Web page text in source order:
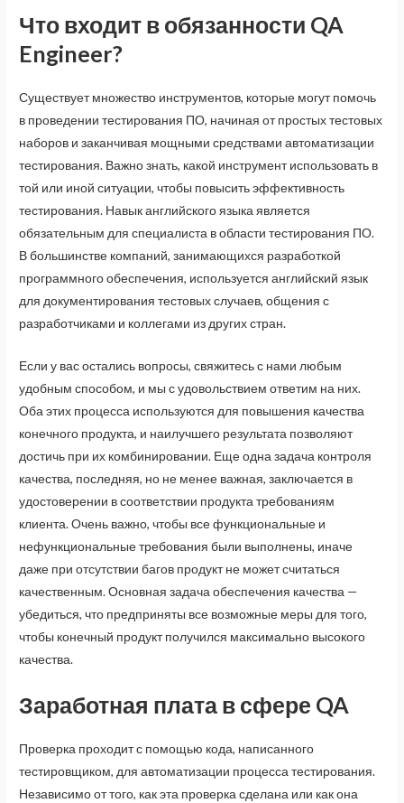
Что входит в обязанности QA
Engineer?
Существует множество инструментов, которые могут помочь
в проведении тестирования ПО, начиная от простых тестовых
наборов и заканчивая мощными средствами автоматизации
тестирования. Важно знать, какой инструмент использовать в
той или иной ситуации, чтобы повысить эффективность
тестирования. Навык английского языка является
обязательным для специалиста в области тестирования ПО.
В большинстве компаний, занимающихся разработкой
программного обеспечения, используется английский язык
для документирования тестовых случаев, общения с
разработчиками и коллегами из других стран.
Если у вас остались вопросы, свяжитесь с нами любым
удобным способом, и мы с удовольствием ответим на них.
Оба этих процесса используются для повышения качества
конечного продукта, и наилучшего результата позволяют
достичь при их комбинировании. Еще одна задача контроля
качества, последняя, но не менее важная, заключается в
удостоверении в соответствии продукта требованиям
клиента. Очень важно, чтобы все функциональные и
нефункциональные требования были выполнены, иначе
даже при отсутствии багов продукт не может считаться
качественным. Основная задача обеспечения качества —
убедиться, что предприняты все возможные меры для того,
чтобы конечный продукт получился максимально высокого
качества.
Заработная плата в сфере QA
Проверка проходит с помощью кода, написанного
тестировщиком, для автоматизации процесса тестирования.
Независимо от того, как эта проверка сделана или как она